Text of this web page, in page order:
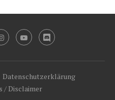
Datenschutzerklärung
/ Disclaimer